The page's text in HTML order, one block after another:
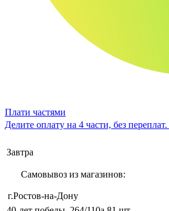
Плати частями
Делите оплату на 4 части, без переплат.
Завтра
Самовывоз из магазинов:
г.Ростов-на-Дону